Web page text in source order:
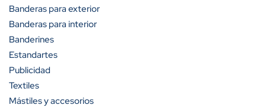
A partir de 10 unidades
A partir de 25 unidades
A partir de 50 unidades
A partir de 100 unidades
Banderas para exterior
Banderas para interior
Banderines
Estandartes
Publicidad
Textiles
Mástiles y accesorios